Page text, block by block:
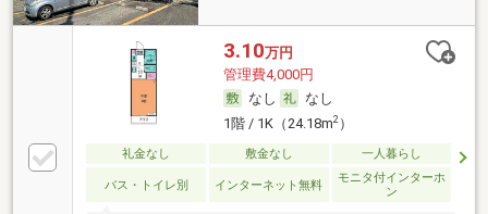
3.10万円
管理費4,000円
なし
なし
1階 / 1K（24.18m2）
礼金なし 敷金なし 一人暮らし
バス・トイレ別 インターネット無料
モニタ付インターホ
ン